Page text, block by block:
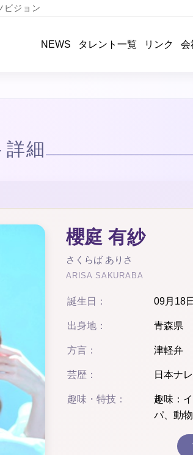
ビジョン
NEWS タレント一覧 リンク 会
詳細
櫻庭 有紗
さくらば ありさ
ARISA SAKURABA
誕生日： 09月18日
出身地： 青森県
方言： 津軽弁
芸歴： 日本ナ
趣味・特技：
趣味：
パ、動